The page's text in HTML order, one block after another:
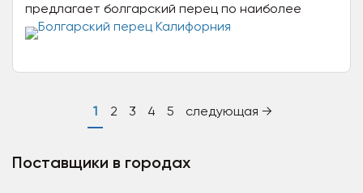
предлагает болгарский перец по наиболее
конкурентным ценам. Мы готовы предоставить
1 2 3 4 5 следующая →
Поставщики в городах